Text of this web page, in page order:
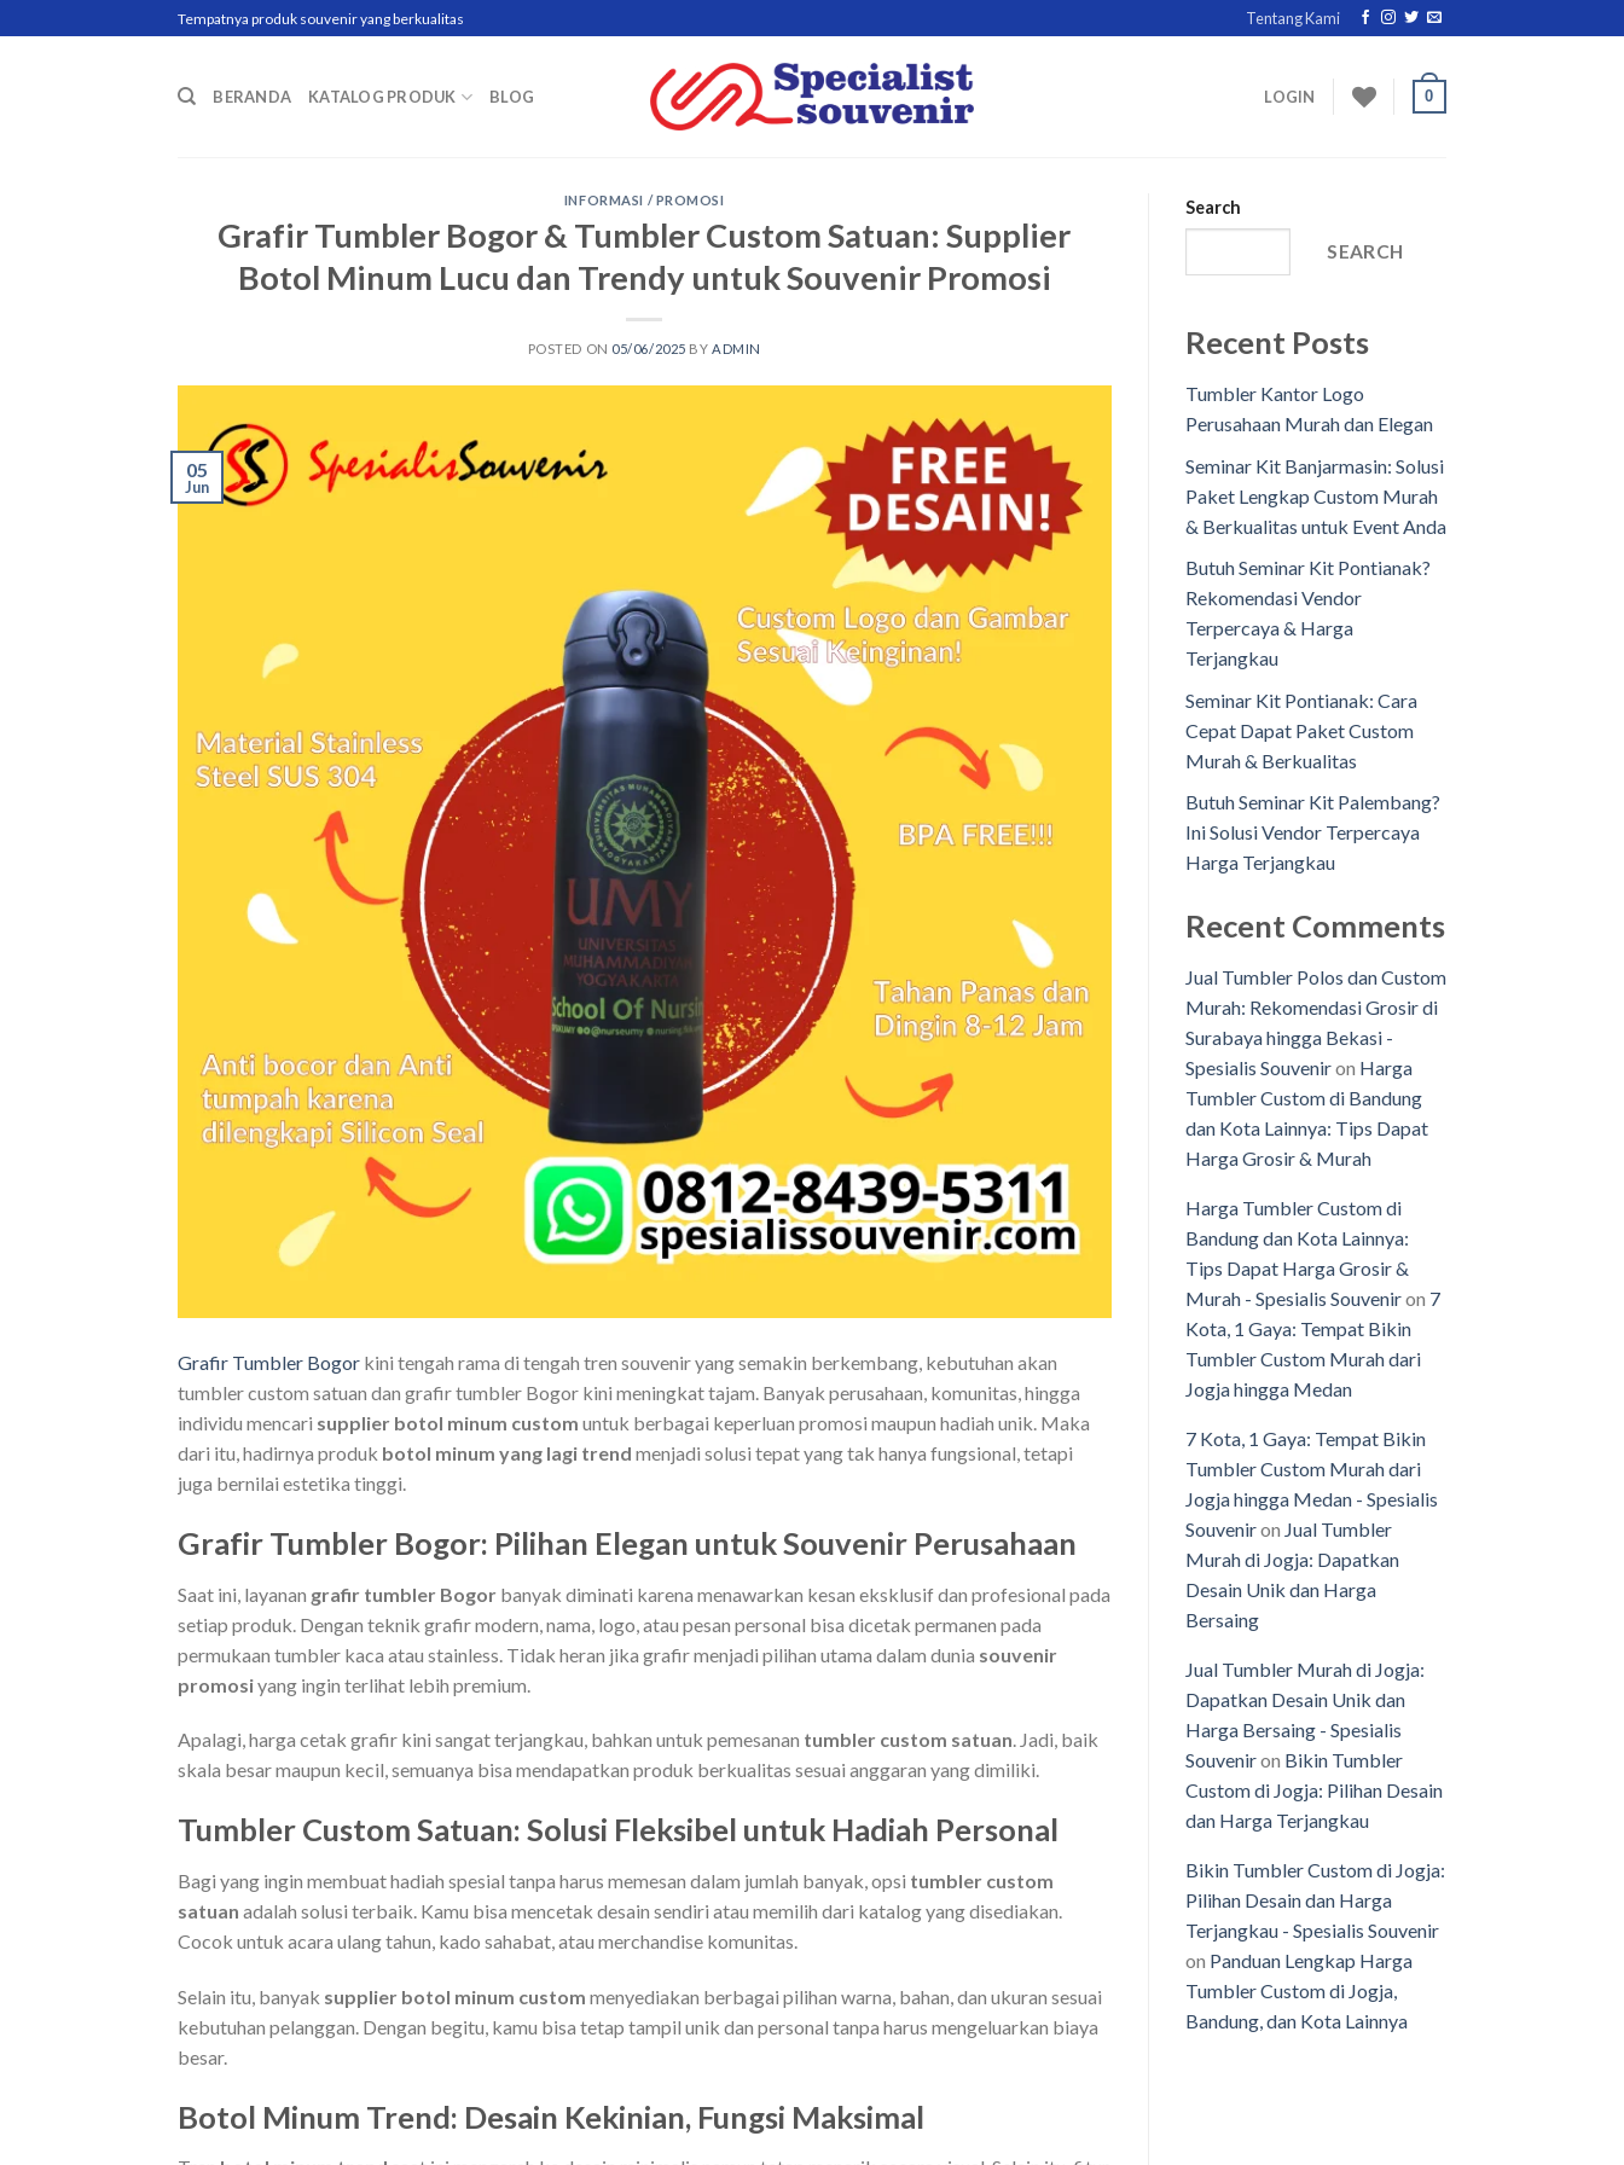
to
Tempatnya produk souvenir yang berkualitas Tentang Kami
BERANDA KATALOG PRODUK BLOG LOGIN 0
INFORMASI / PROMOSI
Grafir Tumbler Bogor & Tumbler Custom Satuan: Supplier
Botol Minum Lucu dan Trendy untuk Souvenir Promosi
POSTED ON 05/06/2025 BY ADMIN
05
Jun
Grafir Tumbler Bogor kini tengah rama di tengah tren souvenir yang semakin berkembang, kebutuhan akan
tumbler custom satuan dan grafir tumbler Bogor kini meningkat tajam. Banyak perusahaan, komunitas, hingga
individu mencari supplier botol minum custom untuk berbagai keperluan promosi maupun hadiah unik. Maka
dari itu, hadirnya produk botol minum yang lagi trend menjadi solusi tepat yang tak hanya fungsional, tetapi
juga bernilai estetika tinggi.
Grafir Tumbler Bogor: Pilihan Elegan untuk Souvenir Perusahaan
Saat ini, layanan grafir tumbler Bogor banyak diminati karena menawarkan kesan eksklusif dan profesional pada
setiap produk. Dengan teknik grafir modern, nama, logo, atau pesan personal bisa dicetak permanen pada
permukaan tumbler kaca atau stainless. Tidak heran jika grafir menjadi pilihan utama dalam dunia souvenir
promosiyang ingin terlihat lebih premium.
Apalagi, harga cetak grafir kini sangat terjangkau, bahkan untuk pemesanan tumbler custom satuan. Jadi, baik
skala besar maupun kecil, semuanya bisa mendapatkan produk berkualitas sesuai anggaran yang dimiliki.
Tumbler Custom Satuan: Solusi Fleksibel untuk Hadiah Personal
Bagi yang ingin membuat hadiah spesial tanpa harus memesan dalam jumlah banyak, opsi tumbler custom
satuan adalah solusi terbaik. Kamu bisa mencetak desain sendiri atau memilih dari katalog yang disediakan.
Cocok untuk acara ulang tahun, kado sahabat, atau merchandise komunitas.
Selain itu, banyak supplier botol minum custom menyediakan berbagai pilihan warna, bahan, dan ukuran sesuai
kebutuhan pelanggan. Dengan begitu, kamu bisa tetap tampil unik dan personal tanpa harus mengeluarkan biaya
besar.
Botol Minum Trend: Desain Kekinian, Fungsi Maksimal
Search
SEARCH
Recent Posts
Tumbler Kantor Logo
Perusahaan Murah dan Elegan
Seminar Kit Banjarmasin: Solusi
Paket Lengkap Custom Murah
& Berkualitas untuk Event Anda
Butuh Seminar Kit Pontianak?
Rekomendasi Vendor
Terpercaya & Harga
Terjangkau
Seminar Kit Pontianak: Cara
Cepat Dapat Paket Custom
Murah & Berkualitas
Butuh Seminar Kit Palembang?
Ini Solusi Vendor Terpercaya
Harga Terjangkau
Recent Comments
Jual Tumbler Polos dan Custom
Murah: Rekomendasi Grosir di
Surabaya hingga Bekasi -
Spesialis Souveniron Harga
Tumbler Custom di Bandung
dan Kota Lainnya: Tips Dapat
Harga Grosir & Murah
Harga Tumbler Custom di
Bandung dan Kota Lainnya:
Tips Dapat Harga Grosir &
Murah - Spesialis Souveniron 7
Kota, 1 Gaya: Tempat Bikin
Tumbler Custom Murah dari
Jogja hingga Medan
7 Kota, 1 Gaya: Tempat Bikin
Tumbler Custom Murah dari
Jogja hingga Medan - Spesialis
Souveniron Jual Tumbler
Murah di Jogja: Dapatkan
Desain Unik dan Harga
Bersaing
Jual Tumbler Murah di Jogja:
Dapatkan Desain Unik dan
Harga Bersaing - Spesialis
Souveniron Bikin Tumbler
Custom di Jogja: Pilihan Desain
dan Harga Terjangkau
Bikin Tumbler Custom di Jogja:
Pilihan Desain dan Harga
Terjangkau - Spesialis Souvenir
on Panduan Lengkap Harga
Tumbler Custom di Jogja,
Bandung, dan Kota Lainnya